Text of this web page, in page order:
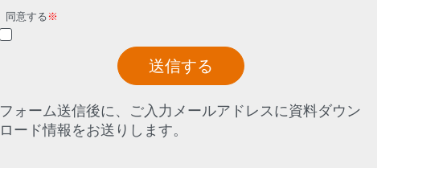
同意する ※
送信する
フォーム送信後に、ご入力メールアドレスに資料ダウン
ロード情報をお送りします。